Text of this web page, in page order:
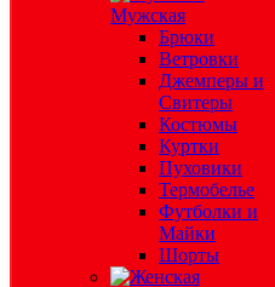
Мужская
Брюки
Ветровки
Джемперы и
Свитеры
Костюмы
Куртки
Пуховики
Термобелье
Футболки и
Майки
Шорты